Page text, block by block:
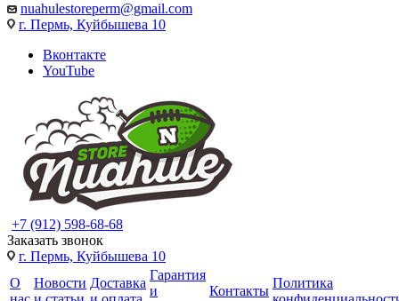
nuahulestoreperm@gmail.com
г. Пермь, Куйбышева 10
Вконтакте
YouTube
+7 (912) 598-68-68
Заказать звонок
г. Пермь, Куйбышева 10
О
Новости Доставка
Гарантия
и
Контакты
Политика